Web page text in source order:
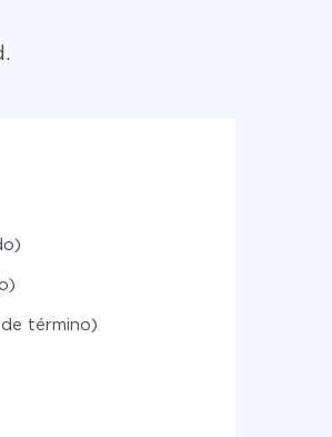
término)